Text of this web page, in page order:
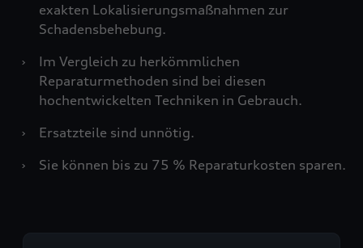
exakten Lokalisierungsmaßnahmen zur
Schadensbehebung.
›
Im Vergleich zu herkömmlichen
Reparaturmethoden sind bei diesen
hochentwickelten Techniken in Gebrauch.
›
Ersatzteile sind unnötig.
›
Sie können bis zu 75 % Reparaturkosten sparen.